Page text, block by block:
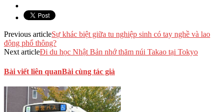
Previous articleSự khác biệt giữa tu nghiệp sinh có tay nghề và lao
động phổ thông?
Next articleĐi du học Nhật Bản nhớ thăm núi Takao tại Tokyo
Bài viết liên quanBài cùng tác giả